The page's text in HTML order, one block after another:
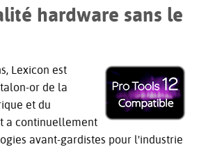
hardware sans le
Lexicon est
or de la
et du
a continuellement
avant-gardistes pour l'industrie